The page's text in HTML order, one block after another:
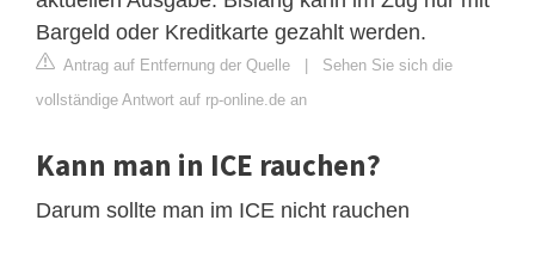
Bargeld oder Kreditkarte gezahlt werden.
Antrag auf Entfernung der Quelle | Sehen Sie sich die
vollständige Antwort auf rp-online.de an
Kann man in ICE rauchen?
Darum sollte man im ICE nicht rauchen